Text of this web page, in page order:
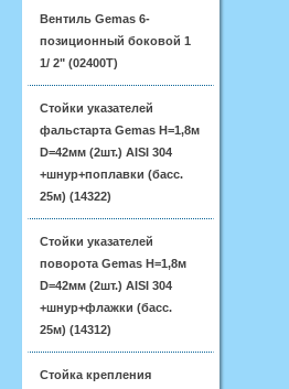
Вентиль Gemas 6-
позиционный боковой 1
1/ 2" (02400T)
Стойки указателей
фальстарта Gemas H=1,8м
D=42мм (2шт.) AISI 304
+шнур+поплавки (басс.
25м) (14322)
Стойки указателей
поворота Gemas H=1,8м
D=42мм (2шт.) AISI 304
+шнур+флажки (басс.
25м) (14312)
Стойка крепления